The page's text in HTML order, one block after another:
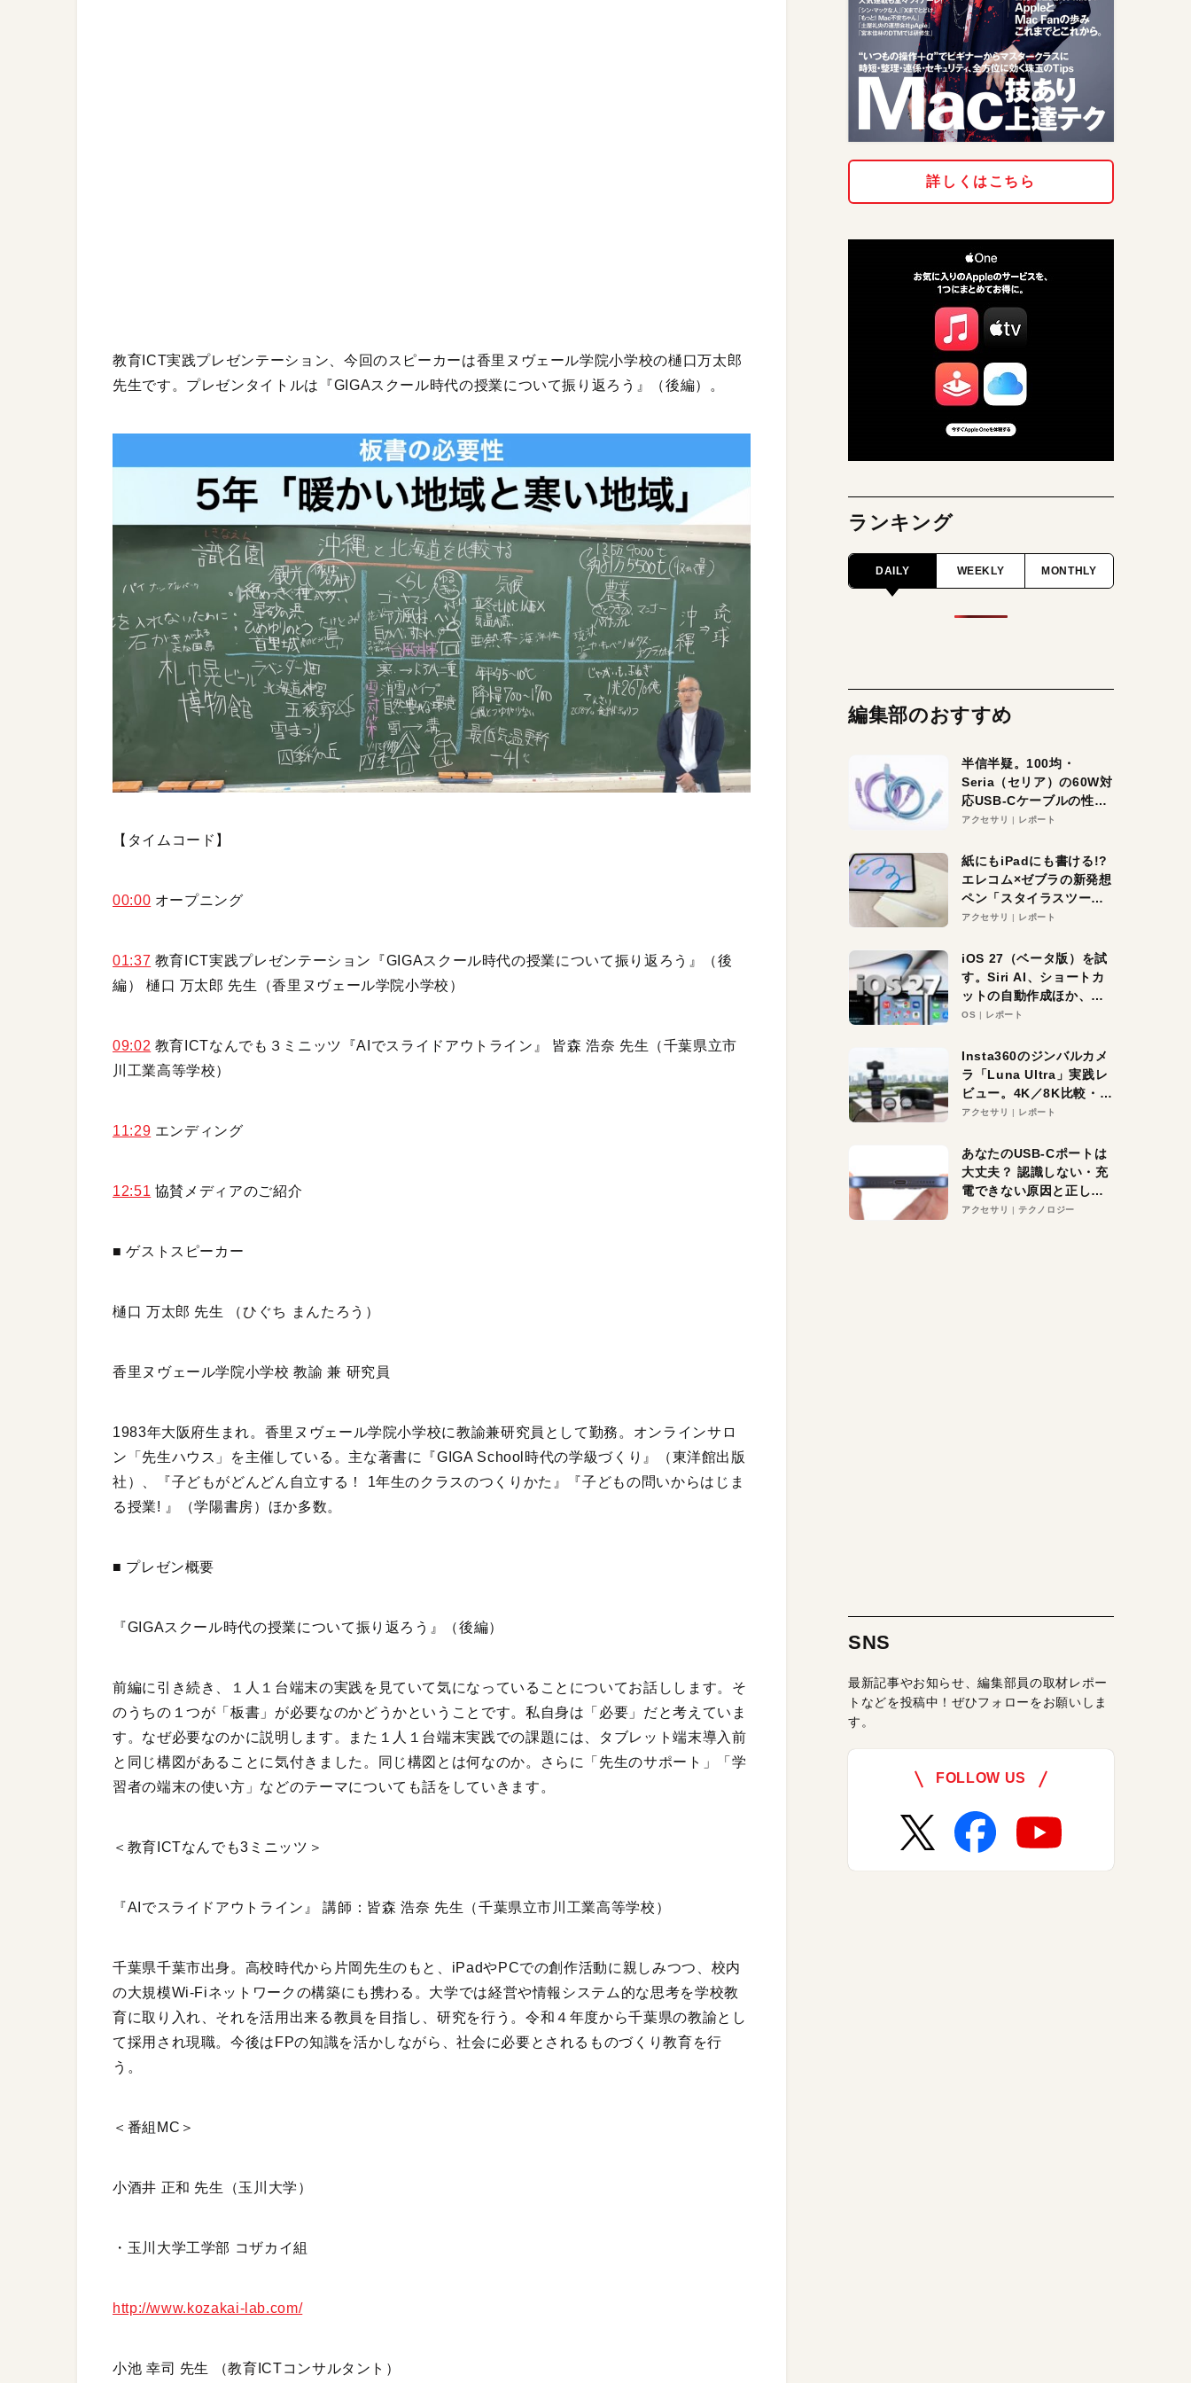
教育ICT実践プレゼンテーション、今回のスピーカーは香里ヌヴェール学院小学校の樋口万太郎
先生です。プレゼンタイトルは『GIGAスクール時代の授業について振り返ろう』（後編）。
【タイムコード】
00:00 オープニング
01:37 教育ICT実践プレゼンテーション『GIGAスクール時代の授業について振り返ろう』（後
編） 樋口 万太郎 先生（香里ヌヴェール学院小学校）
09:02 教育ICTなんでも３ミニッツ『AIでスライドアウトライン』 皆森 浩奈 先生（千葉県立市
川工業高等学校）
11:29 エンディング
12:51 協賛メディアのご紹介
■ ゲストスピーカー
樋口 万太郎 先生 （ひぐち まんたろう）
香里ヌヴェール学院小学校 教諭 兼 研究員
1983年大阪府生まれ。香里ヌヴェール学院小学校に教諭兼研究員として勤務。オンラインサロ
ン「先生ハウス」を主催している。主な著書に『GIGA School時代の学級づくり』（東洋館出版
社）、『子どもがどんどん自立する！ 1年生のクラスのつくりかた』『子どもの問いからはじま
る授業! 』（学陽書房）ほか多数。
■ プレゼン概要
『GIGAスクール時代の授業について振り返ろう』（後編）
前編に引き続き、１人１台端末の実践を見ていて気になっていることについてお話しします。そ
のうちの１つが「板書」が必要なのかどうかということです。私自身は「必要」だと考えていま
す。なぜ必要なのかに説明します。また１人１台端末実践での課題には、タブレット端末導入前
と同じ構図があることに気付きました。同じ構図とは何なのか。さらに「先生のサポート」「学
習者の端末の使い方」などのテーマについても話をしていきます。
＜教育ICTなんでも3ミニッツ＞
『AIでスライドアウトライン』 講師：皆森 浩奈 先生（千葉県立市川工業高等学校）
千葉県千葉市出身。高校時代から片岡先生のもと、iPadやPCでの創作活動に親しみつつ、校内
の大規模Wi-Fiネットワークの構築にも携わる。大学では経営や情報システム的な思考を学校教
育に取り入れ、それを活用出来る教員を目指し、研究を行う。令和４年度から千葉県の教諭とし
て採用され現職。今後はFPの知識を活かしながら、社会に必要とされるものづくり教育を行
う。
＜番組MC＞
小酒井 正和 先生（玉川大学）
・玉川大学工学部 コザカイ組
http://www.kozakai-lab.com/
小池 幸司 先生 （教育ICTコンサルタント）
詳しくはこちら
ランキング
DAILY WEEKLY MONTHLY
編集部のおすすめ
半信半疑。100均・
Seria（セリア）の60W対
応USB-Cケーブルの性能
を検証。超コスパの1本を
アクセサリ レポート
紙にもiPadにも書ける!?
エレコム×ゼブラの新発想
ペン「スタイラスツーウ
ェイ」レビュー。持ち替
アクセサリ レポート
iOS 27（ベータ版）を試
す。Siri AI、ショートカ
ットの自動作成ほか、期
待大の便利機能5選。
る未来はすぐそこ！
OS レポート
Insta360のジンバルカメ
ラ「Luna Ultra」実践レ
ビュー。4K／8K比較・ズ
ーム・夜間撮影をチェッ
アクセサリ レポート
あなたのUSB-Cポートは
大丈夫？ 認識しない・充
電できない原因と正しい
対策
アクセサリ テクノロジー
SNS
最新記事やお知らせ、編集部員の取材レポー
トなどを投稿中！ぜひフォローをお願いしま
す。
FOLLOW US